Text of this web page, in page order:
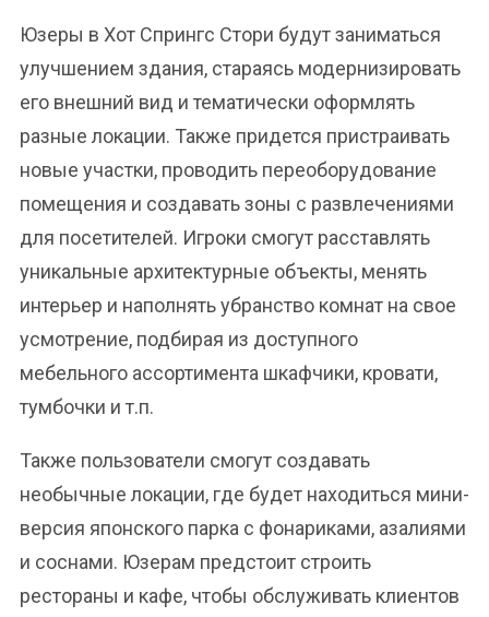
Юзеры в Хот Спрингс Стори будут заниматься
улучшением здания, стараясь модернизировать
его внешний вид и тематически оформлять
разные локации. Также придется пристраивать
новые участки, проводить переоборудование
помещения и создавать зоны с развлечениями
для посетителей. Игроки смогут расставлять
уникальные архитектурные объекты, менять
интерьер и наполнять убранство комнат на свое
усмотрение, подбирая из доступного
мебельного ассортимента шкафчики, кровати,
тумбочки и т.п.
Также пользователи смогут создавать
необычные локации, где будет находиться мини-
версия японского парка с фонариками, азалиями
и соснами. Юзерам предстоит строить
рестораны и кафе, чтобы обслуживать клиентов